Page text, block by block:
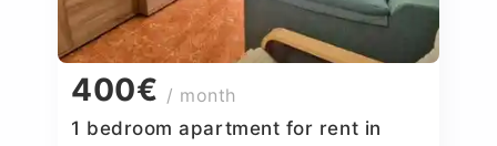
400€ / month
1 bedroom apartment for rent in